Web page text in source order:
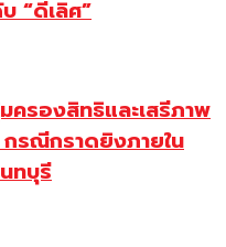
“ดีเลิศ”
ครองสิทธิและเสรีภาพ
รณีกราดยิงภายใน
ทบุรี